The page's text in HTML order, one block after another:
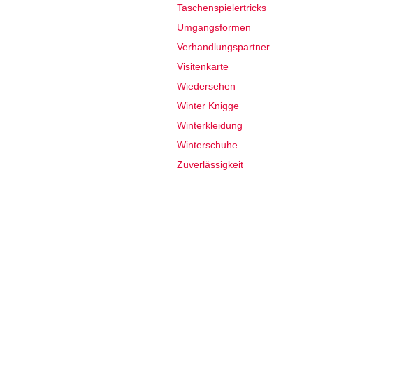
Taschenspielertricks
Umgangsformen
Verhandlungspartner
Visitenkarte
Wiedersehen
Winter Knigge
Winterkleidung
Winterschuhe
Zuverlässigkeit